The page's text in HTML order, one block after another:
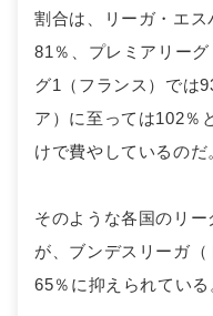
割合は、リーガ・エ
81％、プレミアリー
グ1（フランス）では
ア）に至っては102％
けで費やしているのだ
そのような各国のリ
が、ブンデスリーガ
65％に抑えられている